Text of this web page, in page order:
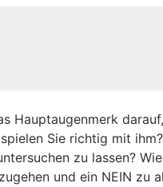
Hauptaugenmerk
Sie richtig mit
zu lassen?
und ein NEIN zu